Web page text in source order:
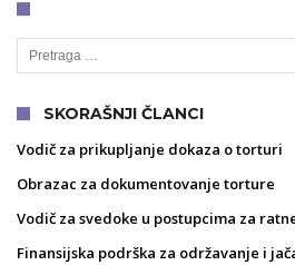
Pretraga za:
SKORAŠNJI ČLANCI
Vodič za prikupljanje dokaza o torturi
Obrazac za dokumentovanje torture
Vodič za svedoke u postupcima za
Finansijska podrška za održavanje i